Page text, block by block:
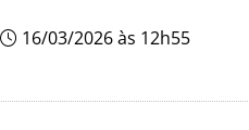
16/03/2026 às 12h55